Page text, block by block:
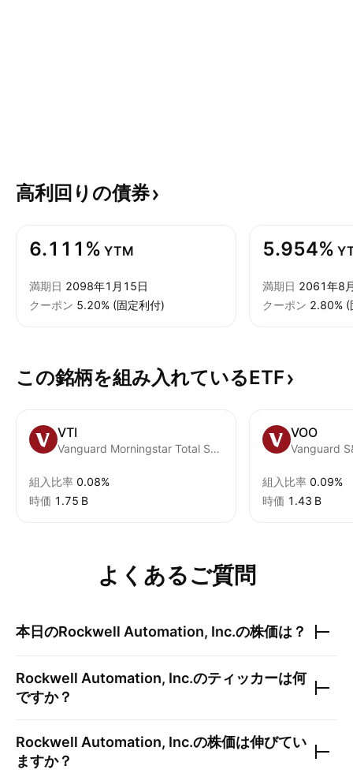
高利回りの債券
6.111% YTM
満期日 2098年1月15日
クーポン 5.20% (固定利付)
5.954%
満期日 2061年8
クーポン 2.80% (
この銘柄を組み入れているETF
VTI
Vanguard Morningstar Total Stock Market ETF
組入比率 0.08%
時価 ‪1.75 B‬
VOO
Vanguard
組入比率 0.09%
時価 ‪1.43 B‬
よくあるご質問
本日のRockwell Automation, Inc.の株価は？
Rockwell Automation, Inc.のティッカーは何
ですか？
Rockwell Automation, Inc.の株価は伸びてい
ますか？